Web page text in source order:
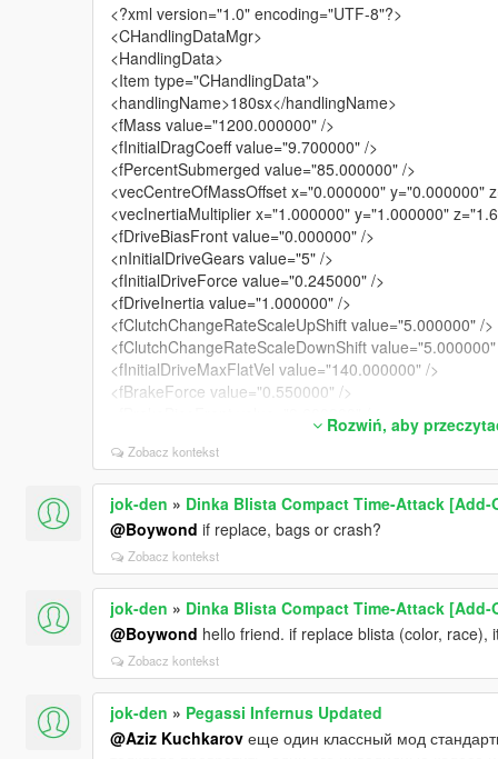
<?xml version="1.0" encoding="UTF-8"?>
<CHandlingDataMgr>
<HandlingData>
<Item type="CHandlingData">
<handlingName>180sx</handlingName>
<fMass value="1200.000000" />
<fInitialDragCoeff value="9.700000" />
<fPercentSubmerged value="85.000000" />
<vecCentreOfMassOffset x="0.000000" y="0.000000"
<vecInertiaMultiplier x="1.000000" y="1.000000"
<fDriveBiasFront value="0.000000" />
<nInitialDriveGears value="5" />
<fInitialDriveForce value="0.245000" />
<fDriveInertia value="1.000000" />
<fClutchChangeRateScaleUpShift value="5.000000" />
<fClutchChangeRateScaleDownShift
<fInitialDriveMaxFlatVel value="140.000000" />
<fBrakeForce value="0.550000" />
<fHandBrakeForce value="0.600000" />
<fSteeringLock value="30.000000" />
<fTractionCurveMax value="2.350000" />
<fTractionCurveMin value="2.050000" />
<fTractionCurveLateral value="22.500000" />
<fTractionSpringDeltaMax value="0.180000" />
<fLowSpeedTractionLossMult value="1.000000" />
<fCamberStiffnesss value="0.000000" />
<fTractionBiasFront value="0.495000" />
<fTractionLossMult value="1.000000" />
<fSuspensionForce value="2.450000" />
<fSuspensionCompDamp value="1.400000" />
<fSuspensionReboundDamp value="2.400000" />
<fSuspensionUpperLimit value="0.100000" />
<fSuspensionLowerLimit value="-0.080000" />
Rozwiń, aby
Zobacz kontekst
jok-den » Dinka Blista Compact Time-Attack [Add-
@Boywond if replace, bags or crash?
Zobacz kontekst
jok-den » Dinka Blista Compact Time-Attack [Add-
@Boywond hello friend. if replace blista (color, race),
Zobacz kontekst
jok-den » Pegassi Infernus Updated
@Aziz Kuchkarovеще один классный мод